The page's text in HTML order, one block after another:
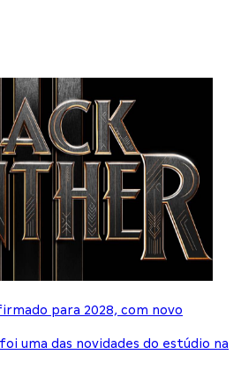
para 2028, com novo
uma das novidades do estúdio na